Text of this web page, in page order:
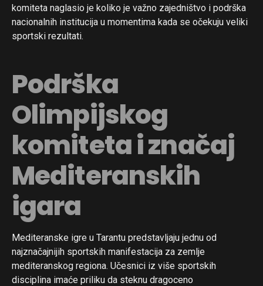
komiteta naglasio je koliko je važno zajedništvo i podrška
nacionalnih institucija u momentima kada se očekuju veliki
sportski rezultati.
Podrška
Olimpijskog
komiteta i značaj
Mediteranskih
igara
Mediteranske igre u Tarantu predstavljaju jednu od
najznačajnijih sportskih manifestacija za zemlje
mediteranskog regiona. Učesnici iz više sportskih
disciplina imaće priliku da steknu dragoceno